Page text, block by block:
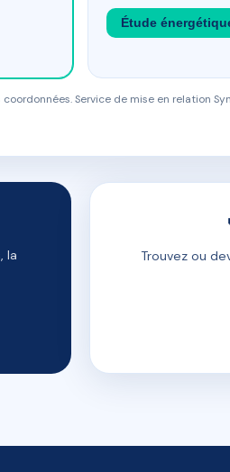
Étude
Service de mise en relation
la
Trouvez ou